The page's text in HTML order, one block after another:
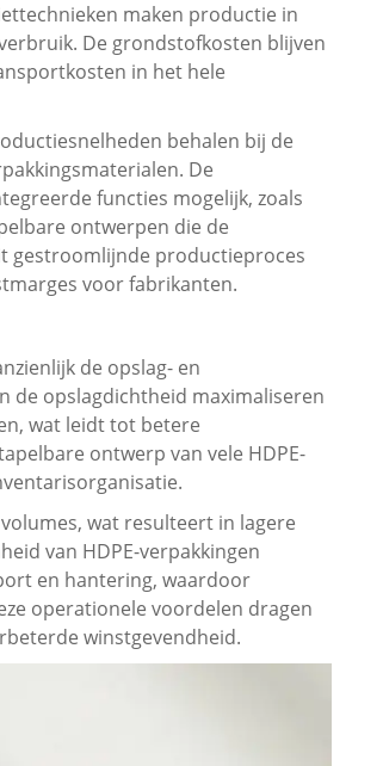
maken productie in
De grondstofkosten blijven
in het hele
behalen bij de
De
functies mogelijk, zoals
ontwerpen die de
gestroomlijnde productieproces
voor fabrikanten.
de opslag- en
de opslagdichtheid maximaliseren
wat leidt tot betere
ontwerp van vele HDPE-
wat resulteert in lagere
van HDPE-verpakkingen
en hantering, waardoor
operationele voordelen dragen
winstgevendheid.